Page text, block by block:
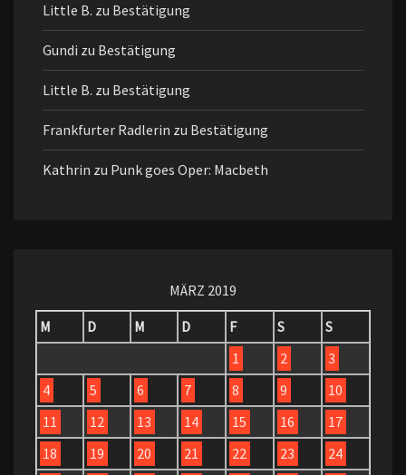
Little B. zu Bestätigung
Gundi zu Bestätigung
Little B. zu Bestätigung
Frankfurter Radlerin zu Bestätigung
Kathrin zu Punk goes Oper: Macbeth
MÄRZ 2019
M
D M D F S
S
1
2
3
4
5 6 7 8 9
10
11
12 13 14 15 16
17
18
19 20 21 22 23
24